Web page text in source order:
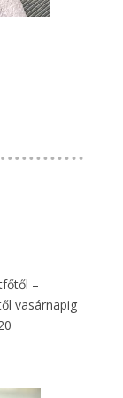
–
vasárnapig